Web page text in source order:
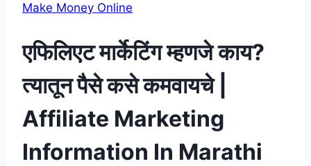
Make Money Online
एफिलिएट मार्केटिंग म्हणजे काय?
त्यातून पैसे कसे कमवायचे |
Affiliate Marketing
Information In Marathi